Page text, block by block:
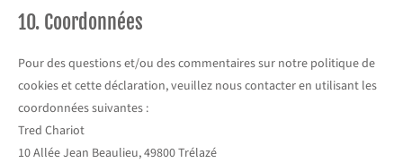
10. Coordonnées
Pour des questions et/ou des commentaires sur notre politique de
cookies et cette déclaration, veuillez nous contacter en utilisant les
coordonnées suivantes :
Tred Chariot
10 Allée Jean Beaulieu, 49800 Trélazé